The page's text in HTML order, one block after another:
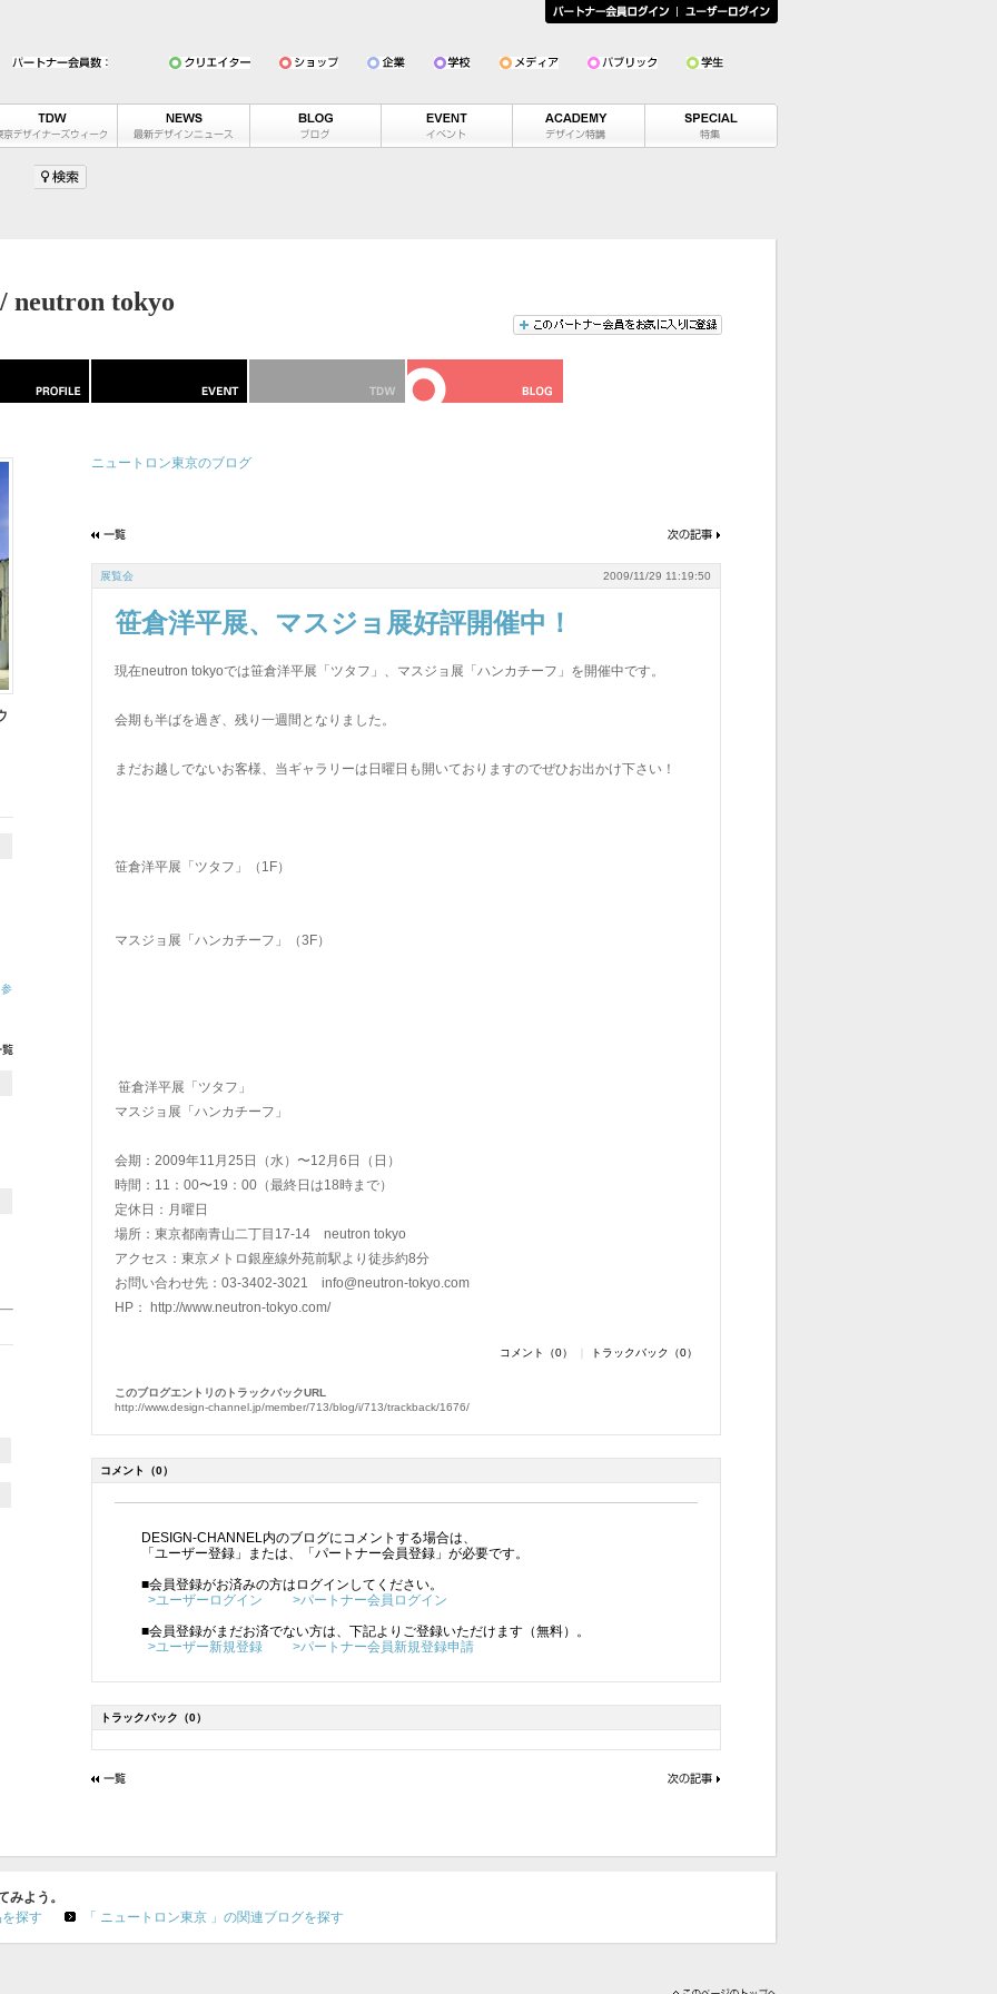
neutron tokyo
ニュートロン東京のブログ
展覧会 2009/11/29 11:19:50
笹倉洋平展、マスジョ展好評開催中！
現在neutron tokyoでは笹倉洋平展「ツタフ」、マスジョ展「ハンカチーフ」を開催中です。
会期も半ばを過ぎ、残り一週間となりました。
まだお越しでないお客様、当ギャラリーは日曜日も開いておりますのでぜひお出かけ下さい！
笹倉洋平展「ツタフ」（1F）
マスジョ展「ハンカチーフ」（3F）
笹倉洋平展「ツタフ」
マスジョ展「ハンカチーフ」
会期：2009年11月25日（水）〜12月6日（日）
時間：11：00〜19：00（最終日は18時まで）
定休日：月曜日
場所：東京都南青山二丁目17-14 neutron tokyo
アクセス：東京メトロ銀座線外苑前駅より徒歩約8分
お問い合わせ先：03-3402-3021 info@neutron-tokyo.com
HP：
http://www.neutron-tokyo.com/
コメント（0） トラックバック（0）
このブログエントリのトラックバックURL
http://www.design-channel.jp/member/713/blog/i/713/trackback/1676/
コメント （0）
DESIGN-CHANNEL内のブログにコメントする場合は、
「ユーザー登録」または、「パートナー会員登録」が必要です。
■会員登録がお済みの方はログインしてください。
>ユーザーログイン
>パートナー会員ログイン
■会員登録がまだお済でない方は、下記よりご登録いただけます（無料）。
>ユーザー新規登録
>パートナー会員新規登録申請
トラックバック （0）
みよう。
探す
「 ニュートロン東京 」の関連ブログを探す